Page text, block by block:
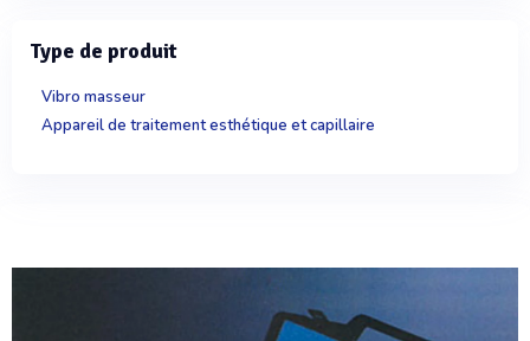
Type de produit
Vibro masseur
Appareil de traitement esthétique et capillaire